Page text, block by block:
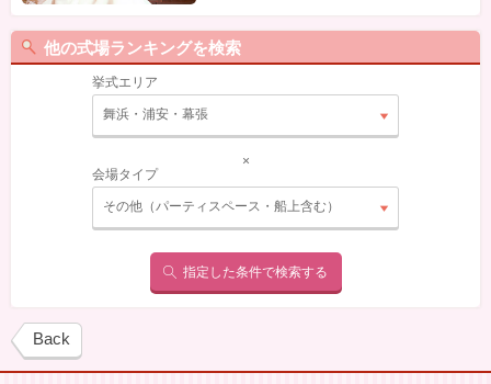
他の式場ランキングを検索
挙式エリア
舞浜・浦安・幕張
×
会場タイプ
その他（パーティスペース・船上含む）
指定した条件で検索する
Back